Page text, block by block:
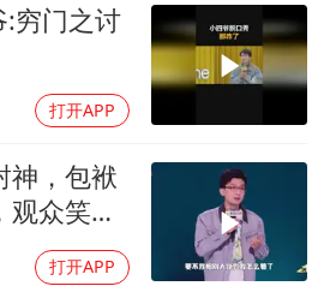
杭州全市有序停课
商场现钱学森巨幅海报 负责人回应
乐享全民健身 共筑健康中国
:穷门之讨
打开APP
神，包袱
众笑到
打开APP